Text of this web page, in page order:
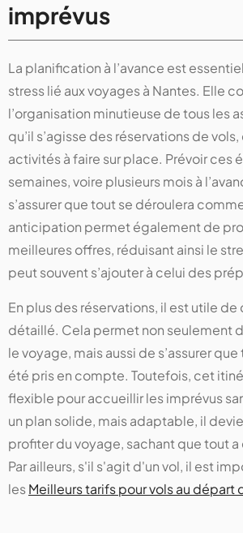
imprévus
La planification à l’avance est
stress lié aux voyages à Nantes. Elle
l’organisation minutieuse de tous les
qu’il s’agisse des réservations de
activités à faire sur place. Prévoir ces
semaines, voire plusieurs mois à
s’assurer que tout se déroulera
anticipation permet également de
meilleures offres, réduisant ainsi le
peut souvent s’ajouter à celui des
En plus des réservations, il est utile de
détaillé. Cela permet non seulement
le voyage, mais aussi de s’assurer
été pris en compte. Toutefois, cet
flexible pour accueillir les imprévus
un plan solide, mais adaptable, il
profiter du voyage, sachant que tout
Par ailleurs, s'il s'agit d'un vol, il est
lesMeilleurs tarifs pour vols au départ